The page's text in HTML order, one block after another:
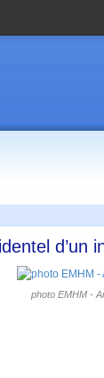
d’un
photo EMHM -